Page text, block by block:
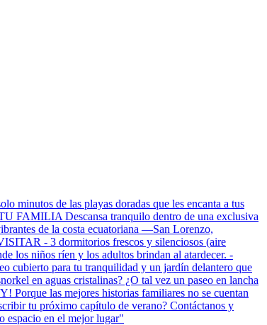
de las playas doradas que les encanta a tus
FAMILIA Descansa tranquilo dentro de una exclusiva
de la costa ecuatoriana —San Lorenzo,
- 3 dormitorios frescos y silenciosos (aire
los niños ríen y los adultos brindan al atardecer. -
cubierto para tu tranquilidad y un jardín delantero que
en aguas cristalinas? ¿O tal vez un paseo en lancha
Porque las mejores historias familiares no se cuentan
tu próximo capítulo de verano? Contáctanos y
espacio en el mejor lugar"